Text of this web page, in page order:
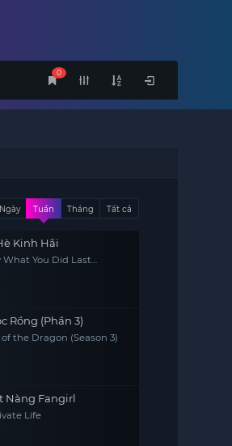
0
Ngày Tuần Tháng Tất cả
Kinh Hãi
What You Did Last
Rồng (Phần 3)
of the Dragon (Season 3)
Nàng Fangirl
Life